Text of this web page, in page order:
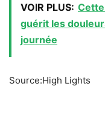
VOIR PLUS:
guérit les
journée
Source:High Lights